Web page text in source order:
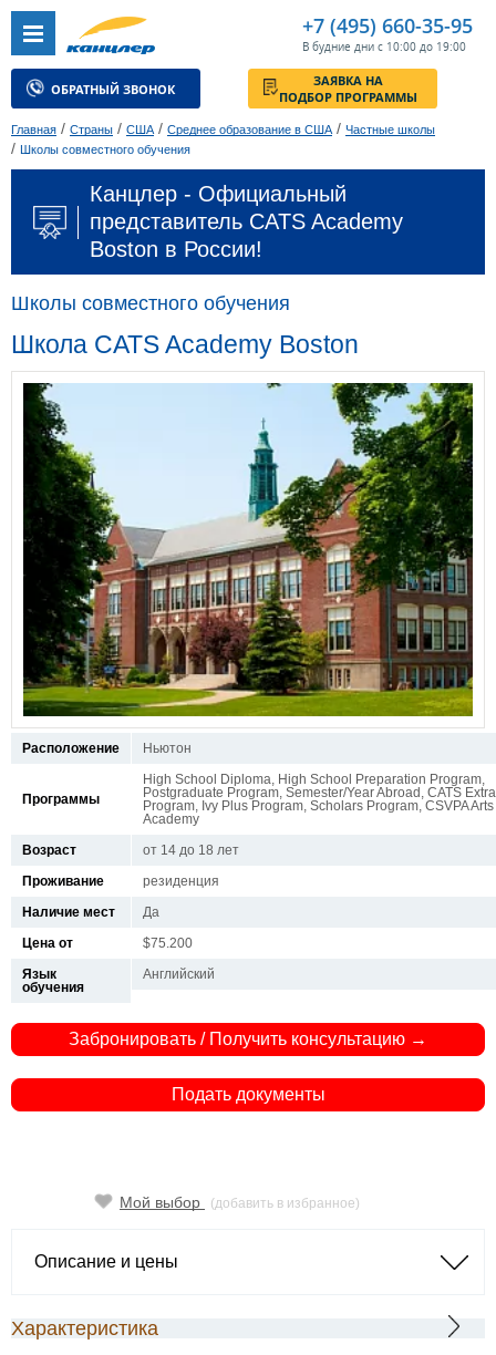
+7 (495) 660-35-95
В будние дни с 10:00 до 19:00
ОБРАТНЫЙ ЗВОНОК
ЗАЯВКА НА
ПОДБОР ПРОГРАММЫ
Главная / Страны / США / Среднее образование в США / Частные школы
/ Школы совместного обучения
Канцлер - Официальный
представитель CATS Academy
Boston в России!
Школы совместного обучения
Школа CATS Academy Boston
Расположение Ньютон
Программы
High School Diploma, High School Preparation Program,
Postgraduate Program, Semester/Year Abroad, CATS Extra
Program, Ivy Plus Program, Scholars Program, CSVPA Arts
Academy
Возраст
от 14 до 18 лет
Проживание
резиденция
Наличие мест
Да
Цена от
$75.200
Язык
обучения
Английский
Забронировать / Получить консультацию →
Подать документы
Мой выбор (добавить в избранное)
Описание и цены
Характеристика